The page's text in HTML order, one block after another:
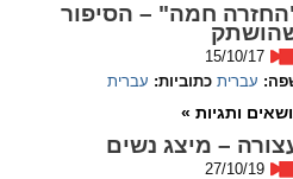
סימון קישורים
flag
השארת
משוב
חמה" – הסיפור
15/10/17
עברית כתוביות: עברית
ותגיות »
– מיצג נשים
27/10/19